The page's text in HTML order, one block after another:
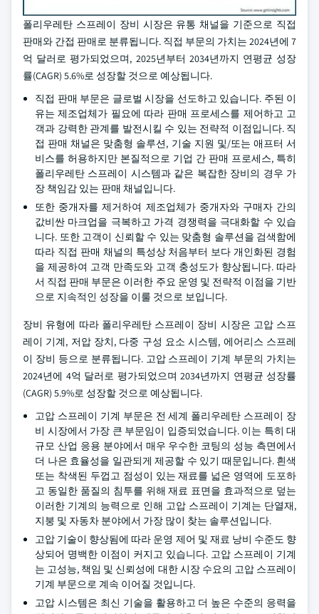
폴리우레탄 스프레이 장비 시장은 유통 채널을 기준으로 직접
판매와 간접 판매로 분류됩니다. 직접 부문의 가치는 2024년에 7
억 달러로 평가되었으며, 2025년부터 2034년까지 연평균 성장
률(CAGR) 5.6%로 성장할 것으로 예상됩니다.
직접 판매 부문은 글로벌 시장을 선도하고 있습니다. 주된 이
유는 제조업체가 필요에 따라 판매 프로세스를 제어하고 고
객과 강력한 관계를 발전시킬 수 있는 전략적 이점입니다. 직
접 판매 채널은 맞춤형 솔루션, 기술 지원 및/또는 애프터 서
비스를 허용하지만 본질적으로 기업 간 판매 프로세스, 특히
폴리우레탄 스프레이 시스템과 같은 복잡한 장비의 경우 가
장 책임감 있는 판매 채널입니다.
또한 중개자를 제거하여 제조업체가 중개자와 구매자 간의
값비싼 마크업을 극복하고 가격 경쟁력을 극대화할 수 있습
니다. 또한 고객이 신뢰할 수 있는 맞춤형 솔루션을 검색함에
따라 직접 판매 채널의 특성상 처음부터 보다 개인화된 경험
을 제공하여 고객 만족도와 고객 충성도가 향상됩니다. 따라
서 직접 판매 부문은 이러한 주요 운영 및 전략적 이점을 기반
으로 지속적인 성장을 이룰 것으로 보입니다.
장비 유형에 따라 폴리우레탄 스프레이 장비 시장은 고압 스프
레이 기계, 저압 장치, 다중 구성 요소 시스템, 에어리스 스프레
이 장비 등으로 분류됩니다. 고압 스프레이 기계 부문의 가치는
2024년에 4억 달러로 평가되었으며 2034년까지 연평균 성장률
(CAGR) 5.9%로 성장할 것으로 예상됩니다.
고압 스프레이 기계 부문은 전 세계 폴리우레탄 스프레이 장
비 시장에서 가장 큰 부문임이 입증되었습니다. 이는 특히 대
규모 산업 응용 분야에서 매우 우수한 코팅의 성능 측면에서
더 나은 효율성을 일관되게 제공할 수 있기 때문입니다. 흰색
또는 착색된 두껍고 점성이 있는 재료를 넓은 영역에 도포하
고 동일한 품질의 침투를 위해 재료 표면을 효과적으로 덮는
이러한 기계의 능력으로 인해 고압 스프레이 기계는 단열재,
지붕 및 자동차 분야에서 가장 많이 찾는 솔루션입니다.
고압 기술이 향상됨에 따라 운영 제어 및 재료 낭비 수준도 향
상되어 명백한 이점이 커지고 있습니다. 고압 스프레이 기계
는 고성능, 책임 및 신뢰성에 대한 시장 수요의 고압 스프레이
기계 부문으로 계속 이어질 것입니다.
고압 시스템은 최신 기술을 활용하고 더 높은 수준의 응력을